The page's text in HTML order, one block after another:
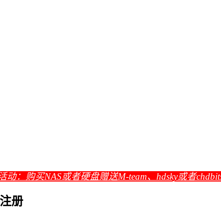
动：购买NAS或者硬盘赠送M-team、hdsky或者
册